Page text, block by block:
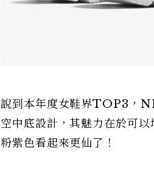
說到本年度女鞋界TOP3，
空中底設計，其魅力在於可
粉紫色看起來更仙了！